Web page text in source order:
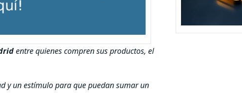
entre quienes compren sus productos, el
y un estímulo para que puedan sumar un